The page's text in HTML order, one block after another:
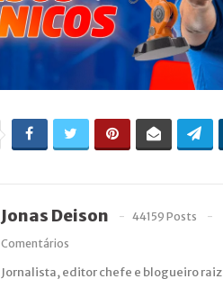
Jonas Deison
44159 Posts
Comentários
Jornalista, editor chefe e blogueiro raiz